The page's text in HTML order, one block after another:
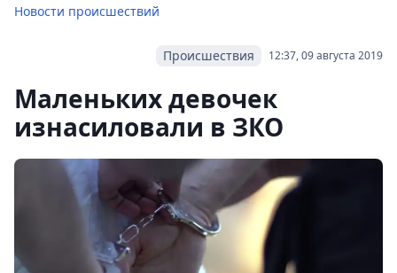
Новости происшествий
12:37, 09 августа 2019
Происшествия
Маленьких девочек
изнасиловали в ЗКО